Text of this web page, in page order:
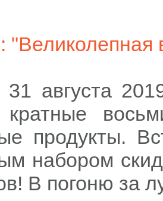
августа
кратные
продукты.
набором
В погоню за